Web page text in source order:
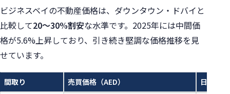
ビジネスベイの不動産価格は、ダウンタウン・ドバイと
比較して20〜30%割安な水準です。2025年には中間価
格が5.6%上昇しており、引き続き堅調な価格推移を見
せています。
間取り 売買価格（AED） 日本円